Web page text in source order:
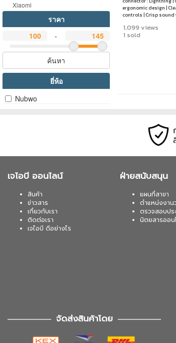
Xiaomi
ราคา
-
ค้นหา
ยี่ห้อ
Nubwo
ergonomic design |
controls | Crisp
1,099 views
1 sold
เจไอบี ออนไลน์
สินค้า
ข่าวสาร
เกี่ยวกับเรา
ติดต่อเรา
เจไอบี ดีอย่างไร
ฝ่ายสนับสนุน
แผนที่สาขา
ตำแหน่งงาน
ตรวจสอบปร
นิตยสารออน
จัดส่งสินค้าโดย